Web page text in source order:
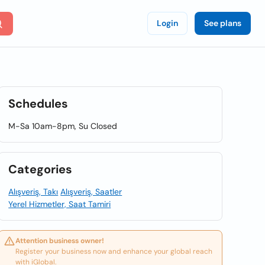
Login See plans
Schedules
M-Sa 10am-8pm, Su Closed
Categories
Alışveriş, Takı Alışveriş, Saatler
Yerel Hizmetler, Saat Tamiri
Attention business owner!
Register your business now and enhance your global reach
with iGlobal.